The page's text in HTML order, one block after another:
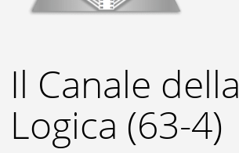
Il Canale della
Logica (63-4)